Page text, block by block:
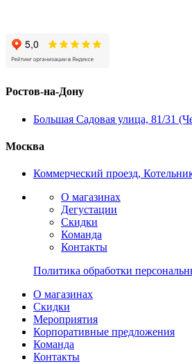
Ростов-на-Дону
Большая Садовая улица, 81/31
Москва
Коммерческий проезд,
О магазинах
Дегустации
Скидки
Команда
Контакты
Политика обработки
О магазинах
Скидки
Мероприятия
Корпоративные предложения
Команда
Контакты